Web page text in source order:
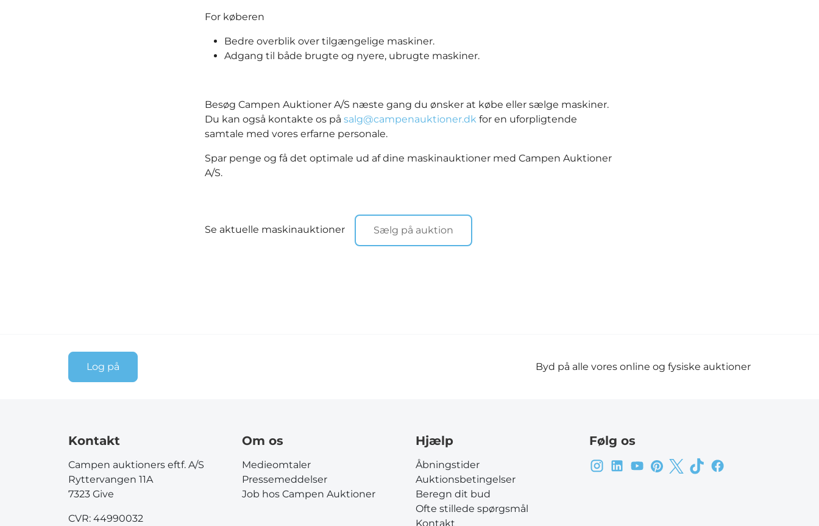
For køberen
Bedre overblik over tilgængelige maskiner.
Adgang til både brugte og nyere, ubrugte maskiner.
Besøg Campen Auktioner A/S næste gang du ønsker at købe eller sælge maskiner.
Du kan også kontakte os på salg@campenauktioner.dk for en uforpligtende
samtale med vores erfarne personale.
Spar penge og få det optimale ud af dine maskinauktioner med Campen Auktioner
A/S.
Se aktuelle maskinauktioner Sælg på auktion
Log på Byd på alle vores online og fysiske auktioner
Kontakt
Campen auktioners eftf. A/S
Ryttervangen 11A
7323 Give
CVR: 44990032
Om os
Medieomtaler
Pressemeddelser
Job hos Campen Auktioner
Hjælp
Åbningstider
Auktionsbetingelser
Beregn dit bud
Ofte stillede spørgsmål
Kontakt
Følg os